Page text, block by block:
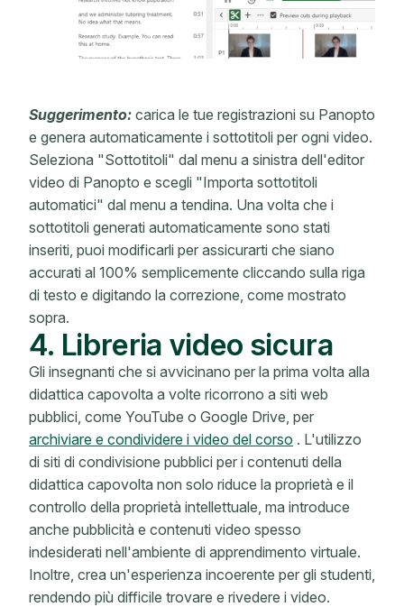
Suggerimento: carica le tue registrazioni su Panopto
e genera automaticamente i sottotitoli per ogni video.
Seleziona "Sottotitoli" dal menu a sinistra dell'editor
video di Panopto e scegli "Importa sottotitoli
automatici" dal menu a tendina. Una volta che i
sottotitoli generati automaticamente sono stati
inseriti, puoi modificarli per assicurarti che siano
accurati al 100% semplicemente cliccando sulla riga
di testo e digitando la correzione, come mostrato
sopra.
4. Libreria video sicura
Gli insegnanti che si avvicinano per la prima volta alla
didattica capovolta a volte ricorrono a siti web
pubblici, come YouTube o Google Drive, per
archiviare e condividere i video del corso . L'utilizzo
di siti di condivisione pubblici per i contenuti della
didattica capovolta non solo riduce la proprietà e il
controllo della proprietà intellettuale, ma introduce
anche pubblicità e contenuti video spesso
indesiderati nell'ambiente di apprendimento virtuale.
Inoltre, crea un'esperienza incoerente per gli studenti,
rendendo più difficile trovare e rivedere i video.